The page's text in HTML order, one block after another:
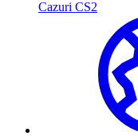
Cazuri CS2